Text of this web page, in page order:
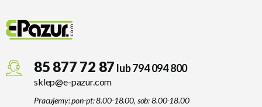
85 877 72 87 lub 794 094 800
sklep@e-pazur.com
Pracujemy: pon-pt: 8.00-18.00, sob: 8.00-18.00